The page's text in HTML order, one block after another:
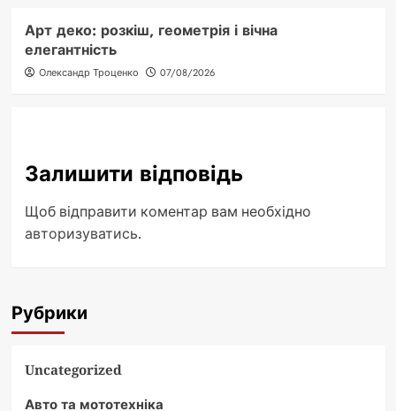
Арт деко: розкіш, геометрія і вічна
елегантність
Олександр Троценко 07/08/2026
Залишити відповідь
Щоб відправити коментар вам необхідно
авторизуватись.
Рубрики
Uncategorized
Авто та мототехніка